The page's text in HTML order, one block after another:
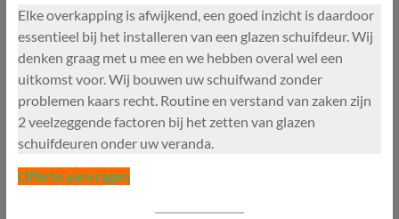
Elke overkapping is afwijkend, een goed inzicht is daardoor
essentieel bij het installeren van een glazen schuifdeur. Wij
denken graag met u mee en we hebben overal wel een
uitkomst voor. Wij bouwen uw schuifwand zonder
problemen kaars recht. Routine en verstand van zaken zijn
2 veelzeggende factoren bij het zetten van glazen
schuifdeuren onder uw veranda.
Offerte aanvragen